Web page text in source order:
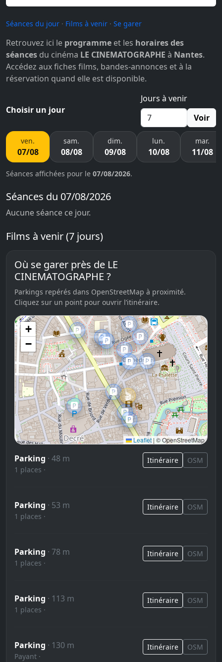
Séances du jour · Films à venir · Se garer
Retrouvez ici le programme et les horaires des
séances du cinéma LE CINEMATOGRAPHE à Nantes.
Accédez aux fiches films, bandes-annonces et à la
réservation quand elle est disponible.
Choisir un jour
Jours à venir
Voir
ven.
07/08
sam.
08/08
dim.
09/08
lun.
10/08
mar.
11/08
Séances affichées pour le 07/08/2026.
Séances du 07/08/2026
Aucune séance ce jour.
Films à venir (7 jours)
Où se garer près de LE
CINEMATOGRAPHE ?
Parkings repérés dans OpenStreetMap à proximité.
Cliquez sur un point pour ouvrir l’itinéraire.
🎬
🅿️
🅿️
🅿️
🅿️ 🅿️
🅿️
🅿️
🅿️ 🅿️
🅿️
🅿️
🅿️
+
−
Leaflet | © OpenStreetMap
Parking · 48 m
1 places ·
Itinéraire OSM
Parking · 53 m
1 places ·
Itinéraire OSM
Parking · 78 m
1 places ·
Itinéraire OSM
Parking · 113 m
1 places ·
Itinéraire OSM
Parking · 130 m
Payant ·
Itinéraire OSM